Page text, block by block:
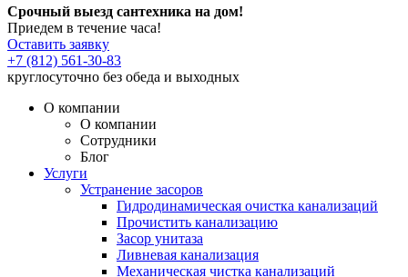
Срочный выезд сантехника на дом!
Приедем в течение часа!
Оставить заявку
+7 (812) 561-30-83
круглосуточно без обеда и выходных
О компании
О компании
Сотрудники
Блог
Услуги
Устранение засоров
Гидродинамическая очистка канализаций
Прочистить канализацию
Засор унитаза
Ливневая канализация
Механическая чистка канализаций